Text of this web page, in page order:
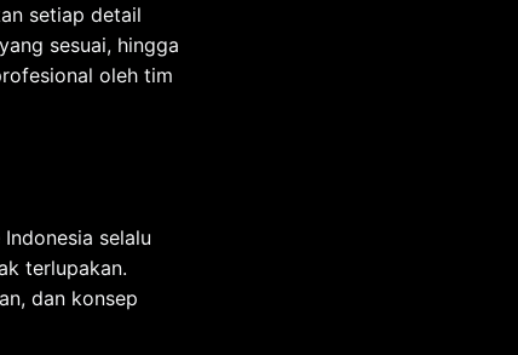
setiap detail
sesuai, hingga
oleh tim
selalu
terlupakan.
dan konsep